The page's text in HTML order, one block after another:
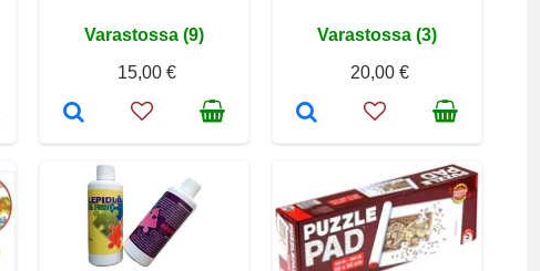
Varastossa (9)
15,00 €
Varastossa (3)
20,00 €